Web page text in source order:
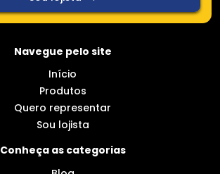
Navegue pelo site
Início
Produtos
Quero representar
Sou lojista
Conheça as categorias